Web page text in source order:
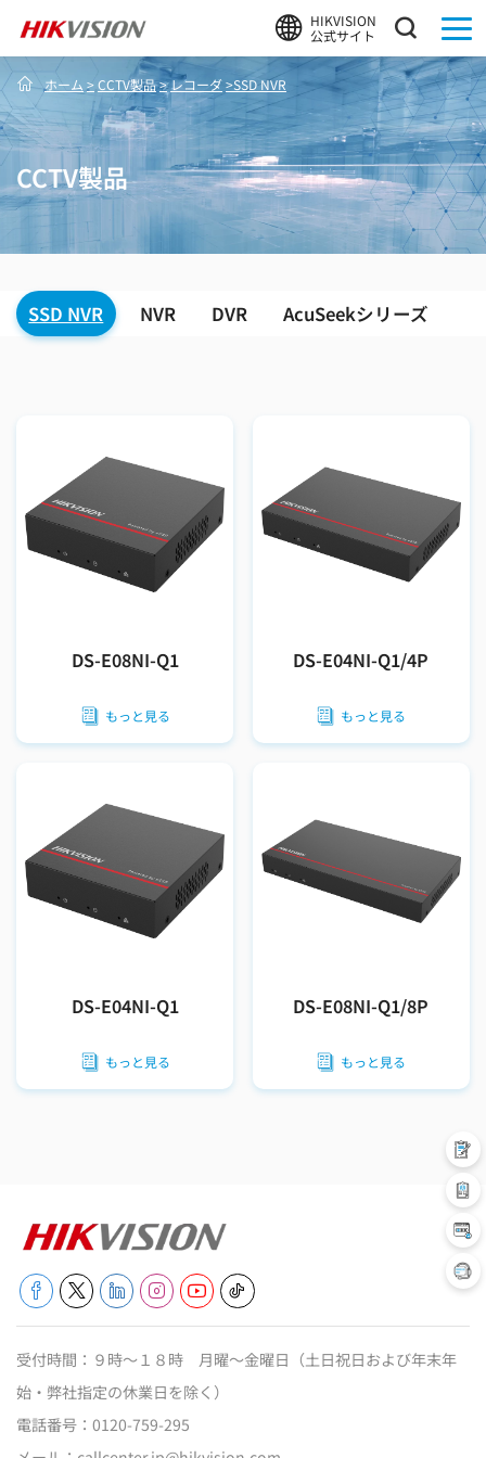
HIKVISION
公式サイト
ホーム >CCTV製品>レコーダ>SSD NVR
CCTV製品
SSD NVR NVR DVR AcuSeekシリーズ
DS-E08NI-Q1
もっと見る
DS-E04NI-Q1/4P
もっと見る
DS-E04NI-Q1
もっと見る
DS-E08NI-Q1/8P
もっと見る
受付時間：９時～１８時 月曜～金曜日（土日祝日および年末年
始・弊社指定の休業日を除く）
電話番号： 0120-759-295